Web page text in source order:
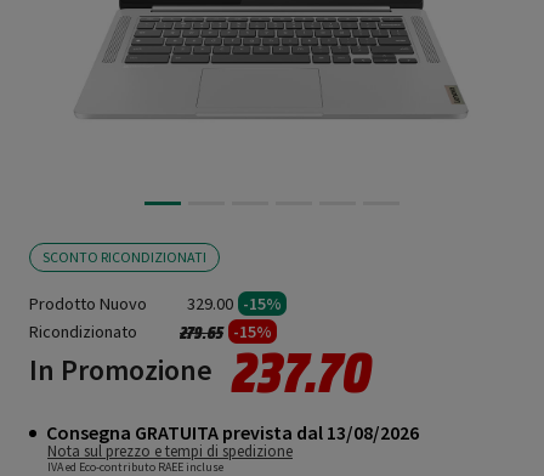
SCONTO RICONDIZIONATI
Prodotto Nuovo 329.00 -15%
Ricondizionato
Prezzo ridotto da
279.65a -15%
In Promozione 237.70
Consegna GRATUITA prevista dal 13/08/2026
Nota sul prezzo e tempi di spedizione
IVA ed Eco-contributo RAEE incluse